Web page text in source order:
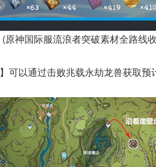
(原神国际服流浪者突破素材全路线
可以通过击败兆载永劫龙兽获取